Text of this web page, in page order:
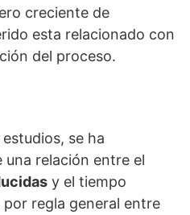
creciente de
esta relacionado con
del proceso.
se ha
relación entre el
y el tiempo
regla general entre